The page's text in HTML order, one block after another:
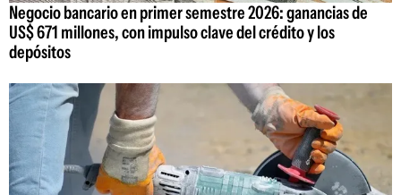
Negocio bancario en primer semestre 2026: ganancias de
US$ 671 millones, con impulso clave del crédito y los
depósitos